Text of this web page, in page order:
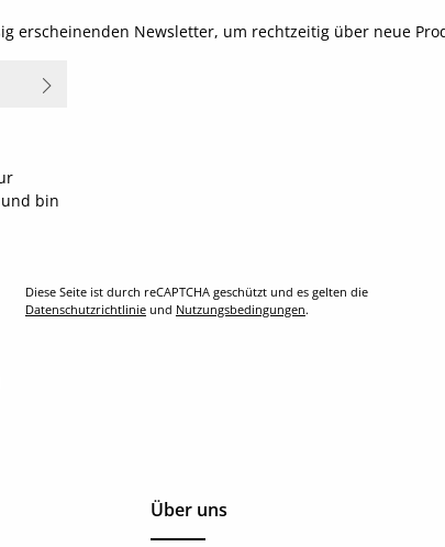
erscheinenden Newsletter, um rechtzeitig über neue
bin
Diese Seite ist durch reCAPTCHA geschützt und es gelten die
Datenschutzrichtlinieund Nutzungsbedingungen.
Über uns